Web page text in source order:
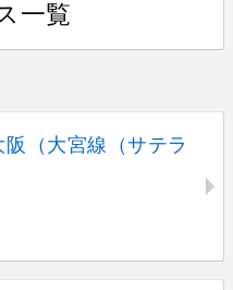
一覧
（大宮線（サテラ